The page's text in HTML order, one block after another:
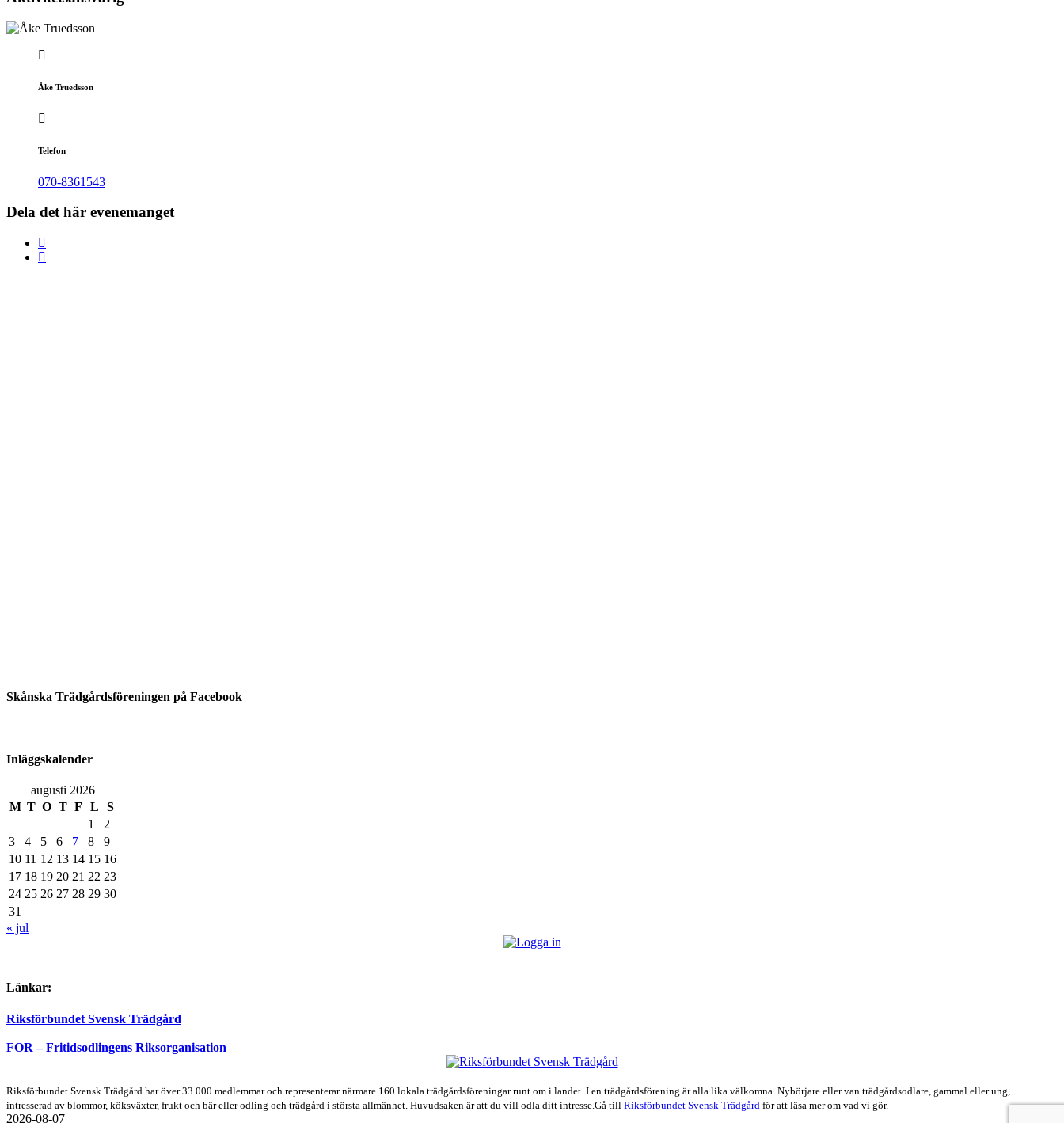
Åke Truedsson
Telefon
070-8361543
Dela det här evenemanget
Skånska Trädgårdsföreningen på Facebook
Inläggskalender
augusti 2026
M T O T F L
S
1
2
3
4 5 6 7 8
9
10 11 12 13 14 15 16
17 18 19 20 21 22 23
24 25 26 27 28 29 30
31
« jul
Länkar:
Riksförbundet Svensk Trädgård
FOR – Fritidsodlingens Riksorganisation
Riksförbundet Svensk Trädgård har över 33 000 medlemmar och representerar närmare 160 lokala trädgårdsföreningar runt om i landet. I en trädgårdsförening är alla lika välkomna. Nybörjare eller van trädgårdsodlare, gammal eller ung,
intresserad av blommor, köksväxter, frukt och bär eller odling och trädgård i största allmänhet. Huvudsaken är att du vill odla ditt intresse.Gå till Riksförbundet Svensk Trädgård för att läsa mer om vad vi gör.
2026-08-07